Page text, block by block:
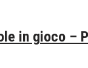
in gioco –